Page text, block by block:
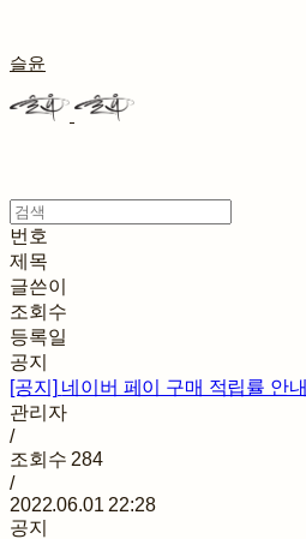
슬윤
번호
제목
글쓴이
조회수
등록일
공지
[공지] 네이버 페이 구매 적립률 안내
관리자
/
조회수 284
/
2022.06.01 22:28
공지